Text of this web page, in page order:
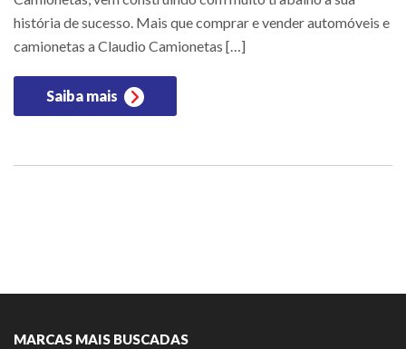
história de sucesso. Mais que comprar e vender automóveis e
camionetas a Claudio Camionetas […]
Saiba mais
MARCAS MAIS BUSCADAS